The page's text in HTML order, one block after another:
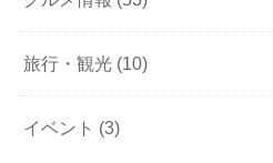
旅行・観光 (10)
イベント (3)